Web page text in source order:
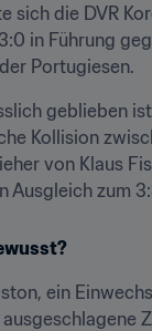
sich die DVR
in Führung
Portugiesen.
geblieben
Kollision
von Klaus
Ausgleich zum
ein